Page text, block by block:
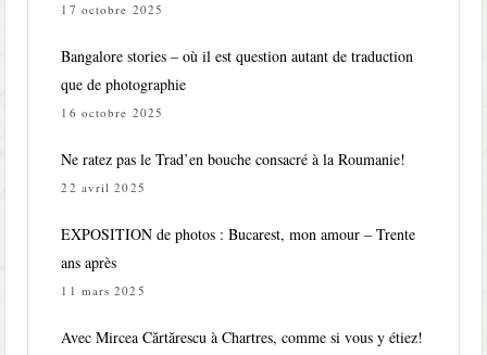
17 octobre 2025
Bangalore stories – où il est question autant de traduction
que de photographie
16 octobre 2025
Ne ratez pas le Trad’en bouche consacré à la Roumanie!
22 avril 2025
EXPOSITION de photos : Bucarest, mon amour – Trente
ans après
11 mars 2025
Avec Mircea Cărtărescu à Chartres, comme si vous y étiez!